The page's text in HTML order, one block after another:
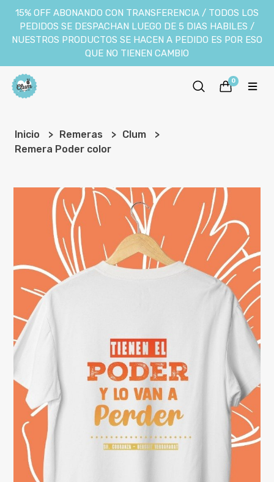
15% OFF ABONANDO CON TRANSFERENCIA / TODOS LOS
PEDIDOS SE DESPACHAN LUEGO DE 5 DIAS HABILES /
NUESTROS PRODUCTOS SE HACEN A PEDIDO ES POR ESO
QUE NO TIENEN CAMBIO
0
Inicio Remeras
Clum
Remera Poder color